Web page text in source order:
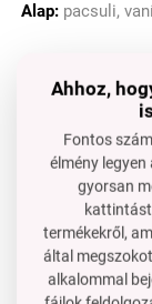
Alap: pacsuli,
Természetes
Ahhoz,
Fontos
élmény
gyorsan
termékekről,
által
alkalommal